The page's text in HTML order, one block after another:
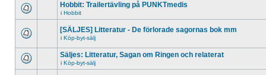
Hobbit: Trailertävling på PUNKTmedis
i Hobbit
[SÄLJES] Litteratur - De förlorade sagornas bok mm
i Köp-byt-sälj
Säljes: Litteratur, Sagan om Ringen och relaterat
i Köp-byt-sälj